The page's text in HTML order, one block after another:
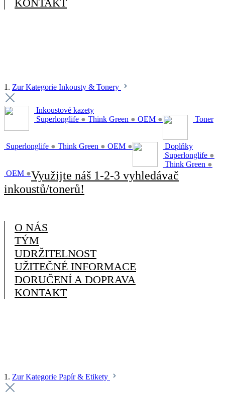
KONTAKT
1. Zur Kategorie Inkousty & Tonery
Inkoustové kazety
Superlonglife ● Think Green ● OEM ● Toner
Superlonglife ● Think Green ● OEM ●
Doplňky
Superlonglife ●
Think Green ●
OEM ●Využijte náš 1-2-3 vyhledávač
inkoustů/tonerů!
O NÁS
TÝM
UDRŽITELNOST
UŽITEČNÉ INFORMACE
DORUČENÍ A DOPRAVA
KONTAKT
1. Zur Kategorie Papír & Etikety